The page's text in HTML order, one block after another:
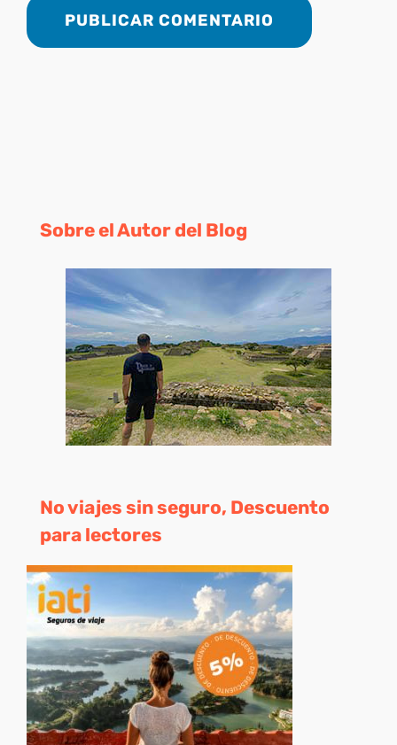
Sobre el Autor del Blog
No viajes sin seguro, Descuento
para lectores